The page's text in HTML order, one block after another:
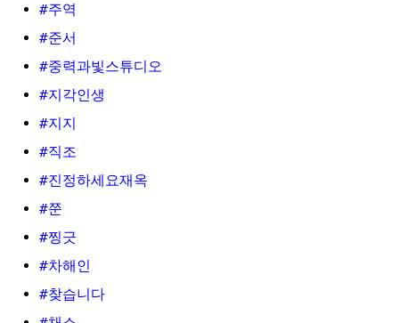
#주역
#준서
#중력과빛스튜디오
#지각인생
#지지
#직조
#진정하세요재옥
#쭌
#찡긋
#차해인
#찾습니다